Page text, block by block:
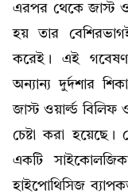
এরপর থেকে জাস্ট
হয় তার
করেই। এই
অন্যান্য দুর্দশার
জাস্ট ওয়ার্ল্ড বিলিফ
চেষ্টা করা
একটি
হাইপোথিসিজ